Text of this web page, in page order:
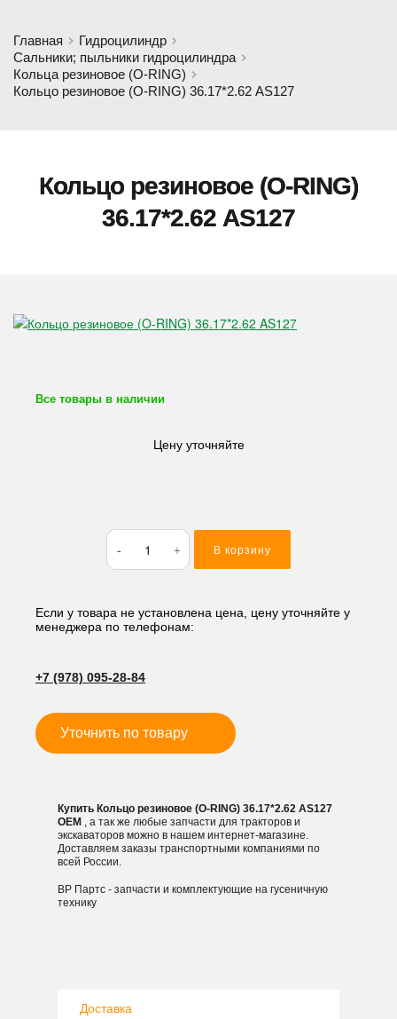
Главная
Гидроцилиндр
Сальники; пыльники гидроцилиндра
Кольца резиновое (O-RING)
Кольцо резиновое (O-RING) 36.17*2.62 AS127
Кольцо резиновое (O-RING)
36.17*2.62 AS127
Все товары в наличии
Цену уточняйте
Количество
товара
Кольцо
(O-
RING)
В корзину
Если у товара не установлена цена, цену уточняйте у
менеджера по телефонам:
+7 (978) 095-28-84
Уточнить по товару
Купить Кольцо резиновое (O-RING) 36.17*2.62 AS127
OEM , а так же любые запчасти для тракторов и
экскаваторов можно в нашем интернет-магазине.
Доставляем заказы транспортными компаниями по
всей России.
ВР Партс - запчасти и комплектующие на гусеничную
технику
Доставка